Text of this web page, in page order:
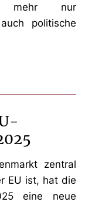
mehr nur
politische
zentral
EU ist, hat die
eine neue